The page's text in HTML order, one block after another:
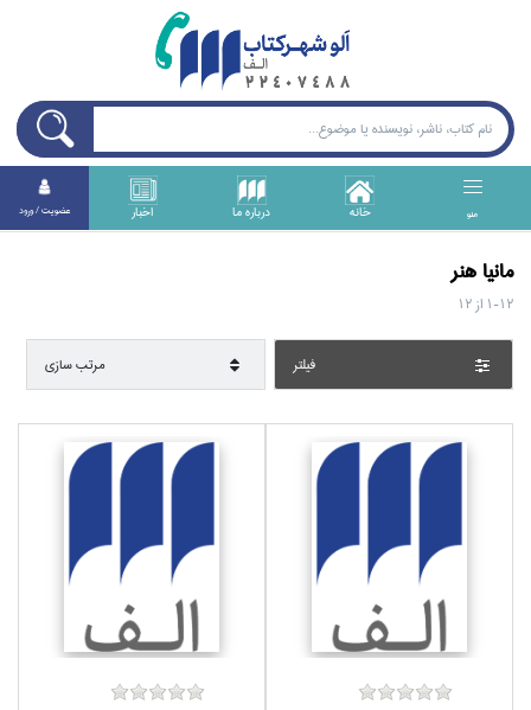
منو خانه درباره ما اخبار عضويت / ورود
مانيا هنر
1-12 از12
فيلتر مرتب سازي